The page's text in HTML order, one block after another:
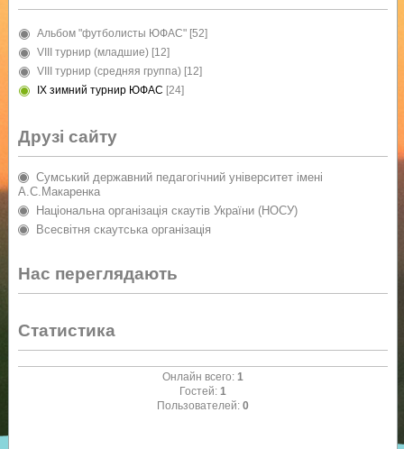
Альбом "футболисты ЮФАС" [52]
VIII турнир (младшие) [12]
VIII турнир (средняя группа) [12]
IX зимний турнир ЮФАС [24]
Друзі сайту
Сумський державний педагогічний університет імені
А.С.Макаренка
Національна організація скаутів України (НОСУ)
Всесвітня скаутська організація
Нас переглядають
Статистика
Онлайн всего: 1
Гостей: 1
Пользователей: 0